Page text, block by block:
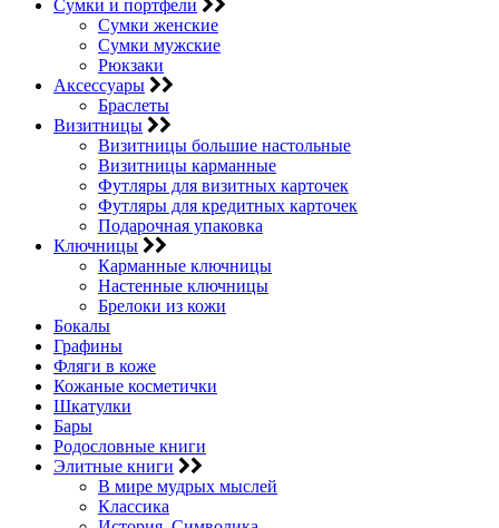
Сумки и портфели
Сумки женские
Сумки мужские
Рюкзаки
Аксессуары
Браслеты
Визитницы
Визитницы большие настольные
Визитницы карманные
Футляры для визитных карточек
Футляры для кредитных карточек
Подарочная упаковка
Ключницы
Карманные ключницы
Настенные ключницы
Брелоки из кожи
Бокалы
Графины
Фляги в коже
Кожаные косметички
Шкатулки
Бары
Родословные книги
Элитные книги
В мире мудрых мыслей
Классика